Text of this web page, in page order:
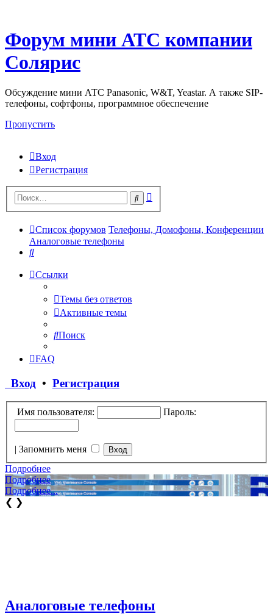
Форум мини АТС компании
Солярис
Обсуждение мини АТС Panasonic, W&T, Yeastar. А также SIP-
телефоны, софтфоны, программное обеспечение
Пропустить
Вход
Регистрация
Поиск
Список форумов Телефоны, Домофоны, Конференции
Аналоговые телефоны
Поиск
Ссылки
Темы без ответов
Активные темы
Поиск
FAQ
Вход • Регистрация
Имя пользователя: Пароль:
| Запомнить меня
Подробнее
Подробнее
Подробнее...
❮ ❯
Аналоговые телефоны